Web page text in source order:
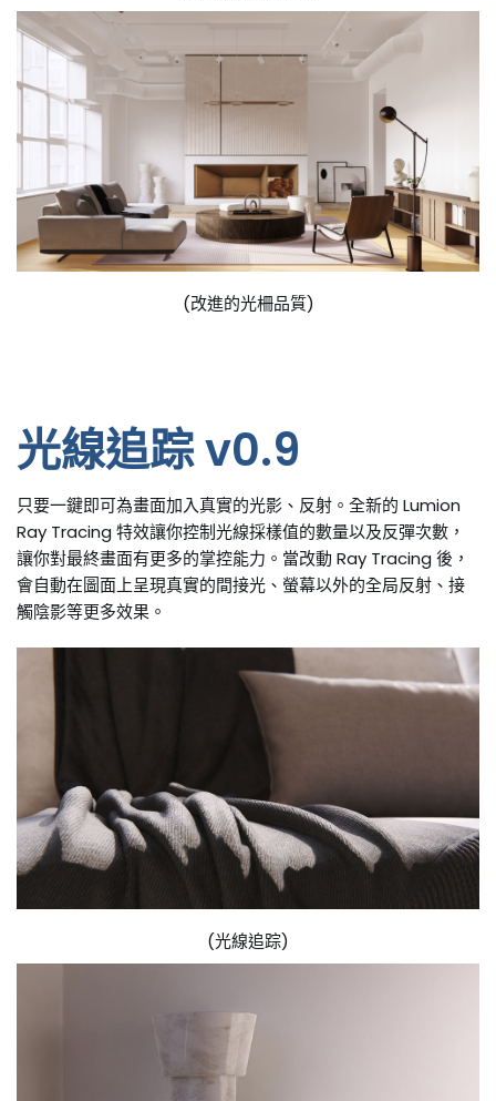
(改進的光柵品質)
光線追踪 v0.9
只要一鍵即可為畫面加入真實的光影、反射。全新的 Lumion
Ray Tracing 特效讓你控制光線採樣值的數量以及反彈次數，
讓你對最終畫面有更多的掌控能力。當改動 Ray Tracing 後，
會自動在圖面上呈現真實的間接光、螢幕以外的全局反射、接
觸陰影等更多效果。
(光線追踪)